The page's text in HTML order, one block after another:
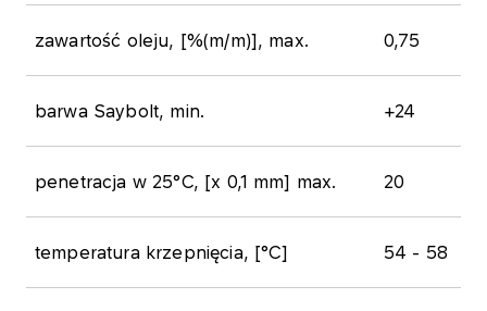
zawartość oleju, [%(m/m)], max. 0,75
barwa Saybolt, min. +24
penetracja w 25°C, [x 0,1 mm] max. 20
temperatura krzepnięcia, [°C] 54 - 58